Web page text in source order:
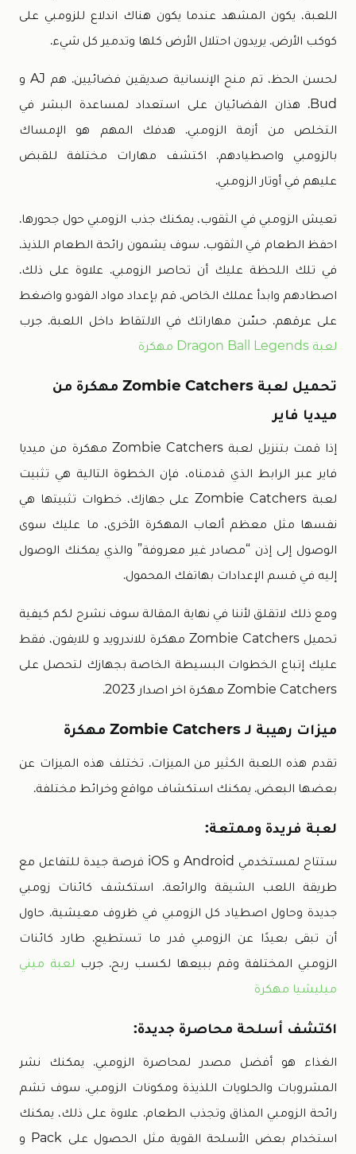
اللعبة، يكون المشهد عندما يكون هناك اندلاع للزومبي على
كوكب الأرض. يريدون احتلال الأرض كلها وتدمير كل شيء.
لحسن الحظ، تم منح الإنسانية صديقين فضائيين. هم AJ و
Bud. هذان الفضائيان على استعداد لمساعدة البشر في
التخلص من أزمة الزومبي. هدفك المهم هو الإمساك
بالزومبي واصطيادهم. اكتشف مهارات مختلفة للقبض
عليهم في أوتار الزومبي.
تعيش الزومبي في الثقوب، يمكنك جذب الزومبي حول جحورها.
احفظ الطعام في الثقوب. سوف يشمون رائحة الطعام اللذيذ.
في تلك اللحظة عليك أن تحاصر الزومبي. علاوة على ذلك.
اصطادهم وابدأ عملك الخاص. قم بإعداد مواد الفودو واضغط
على عرقهم. حسّن مهاراتك في الالتقاط داخل اللعبة. جرب
لعبة Dragon Ball Legends مهكرة
تحميل لعبة Zombie Catchers مهكرة من
ميديا فاير
إذا قمت بتنزيل لعبة Zombie Catchers مهكرة من ميديا
فاير عبر الرابط الذي قدمناه، فإن الخطوة التالية هي تثبيت
لعبة Zombie Catchers على جهازك، خطوات تثبيتها هي
نفسها مثل معظم ألعاب المهكرة الأخرى، ما عليك سوى
الوصول إلى إذن “مصادر غير معروفة” والذي يمكنك الوصول
إليه في قسم الإعدادات بهاتفك المحمول.
ومع ذلك لاتقلق لأننا في نهاية المقالة سوف نشرح لكم كيفية
تحميل Zombie Catchers مهكرة للاندرويد و للايفون، فقط
عليك إتباع الخطوات البسيطة الخاصة بجهازك لتحصل على
Zombie Catchers مهكرة اخر اصدار 2023.
ميزات رهيبة لـ Zombie Catchers مهكرة
تقدم هذه اللعبة الكثير من الميزات. تختلف هذه الميزات عن
بعضها البعض. يمكنك استكشاف مواقع وخرائط مختلفة.
لعبة فريدة وممتعة:
ستتاح لمستخدمي Android و iOS فرصة جيدة للتفاعل مع
طريقة اللعب الشيقة والرائعة. استكشف كائنات زومبي
جديدة وحاول اصطياد كل الزومبي في ظروف معيشية. حاول
أن تبقى بعيدًا عن الزومبي قدر ما تستطيع. طارد كائنات
الزومبي المختلفة وقم ببيعها لكسب ربح. جرب لعبة ميني
ميليشيا مهكرة
اكتشف أسلحة محاصرة جديدة:
الغذاء هو أفضل مصدر لمحاصرة الزومبي. يمكنك نشر
المشروبات والحلويات اللذيذة ومكونات الزومبي. سوف تشم
رائحة الزومبي المذاق وتجذب الطعام. علاوة على ذلك، يمكنك
استخدام بعض الأسلحة القوية مثل الحصول على Pack و